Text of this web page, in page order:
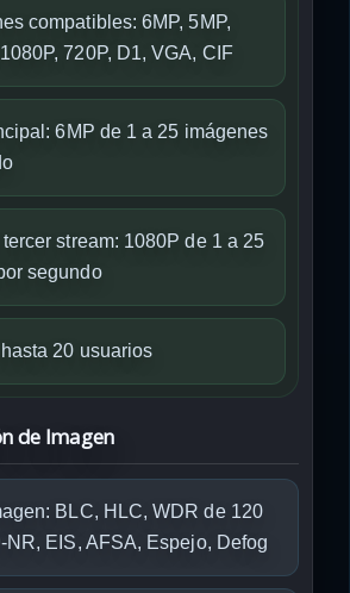
compatibles: 6MP, 5MP,
720P, D1, VGA, CIF
6MP de 1 a 25 imágenes
stream: 1080P de 1 a 25
segundo
20 usuarios
de Imagen
BLC, HLC, WDR de 120
NR, EIS, AFSA, Espejo, Defog